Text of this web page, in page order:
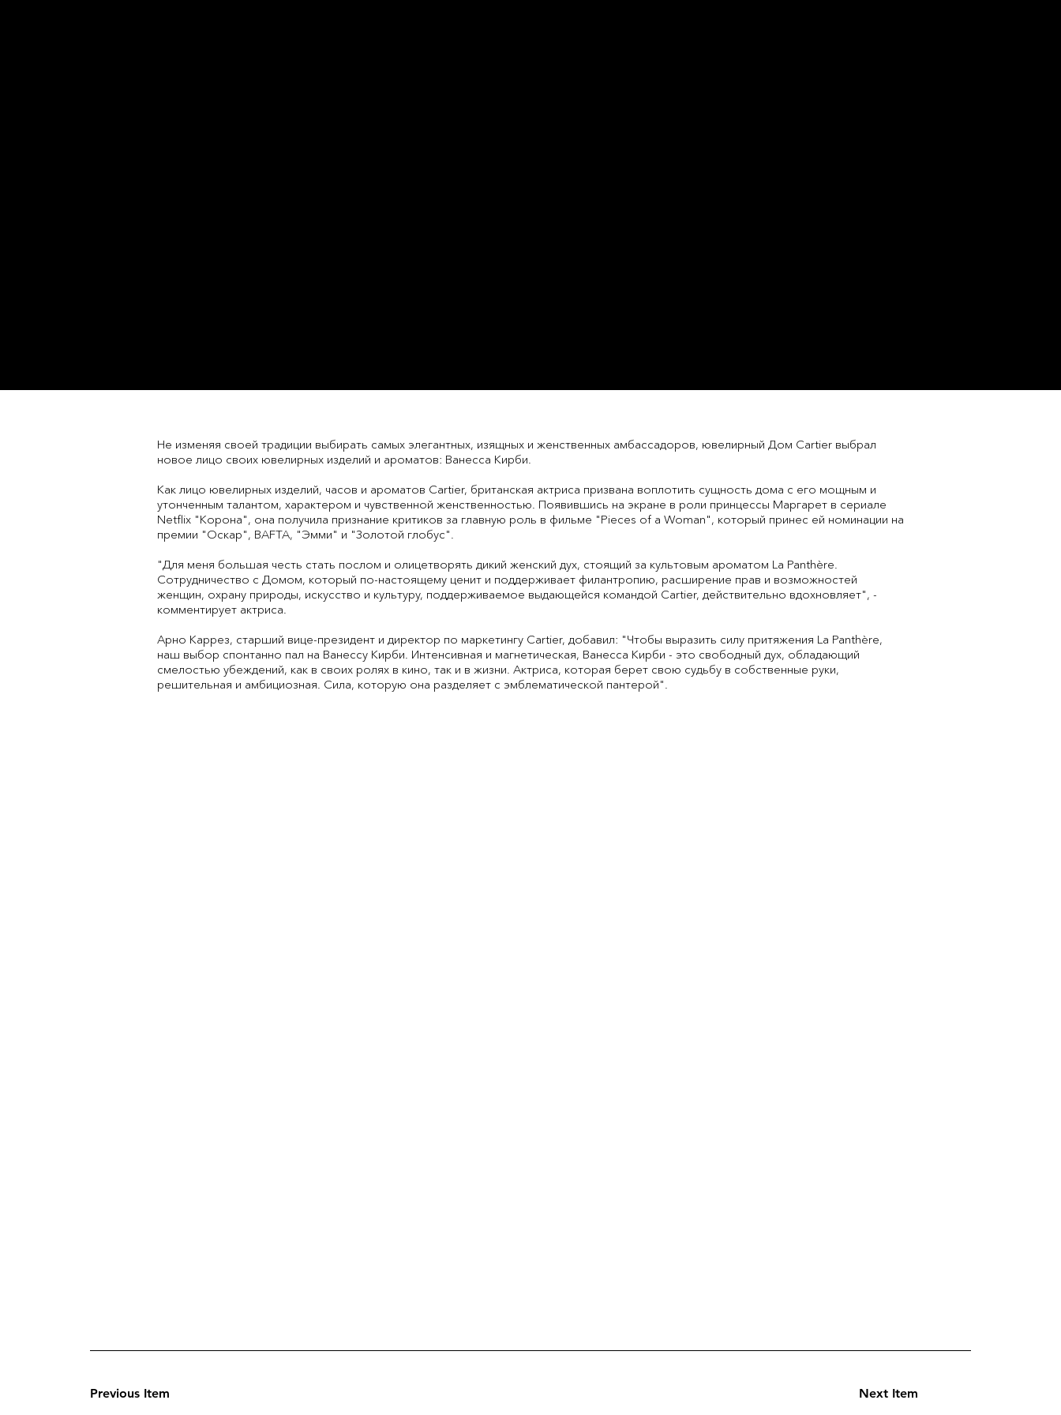
Не изменяя своей традиции выбирать самых элегантных, изящных и женственных амбассадоров, ювелирный Дом Cartier выбрал
новое лицо своих ювелирных изделий и ароматов: Ванесса Кирби.
Как лицо ювелирных изделий, часов и ароматов Cartier, британская актриса призвана воплотить сущность дома с его мощным и
утонченным талантом, характером и чувственной женственностью. Появившись на экране в роли принцессы Маргарет в сериале
Netflix "Корона", она получила признание критиков за главную роль в фильме "Pieces of a Woman", который принес ей номинации на
премии "Оскар", BAFTA, "Эмми" и "Золотой глобус".
"Для меня большая честь стать послом и олицетворять дикий женский дух, стоящий за культовым ароматом La Panthère.
Сотрудничество с Домом, который по-настоящему ценит и поддерживает филантропию, расширение прав и возможностей
женщин, охрану природы, искусство и культуру, поддерживаемое выдающейся командой Cartier, действительно вдохновляет", -
комментирует актриса.
Арно Каррез, старший вице-президент и директор по маркетингу Cartier, добавил: "Чтобы выразить силу притяжения La Panthère,
наш выбор спонтанно пал на Ванессу Кирби. Интенсивная и магнетическая, Ванесса Кирби - это свободный дух, обладающий
смелостью убеждений, как в своих ролях в кино, так и в жизни. Актриса, которая берет свою судьбу в собственные руки,
решительная и амбициозная. Сила, которую она разделяет с эмблематической пантерой".
Next Item
Previous Item